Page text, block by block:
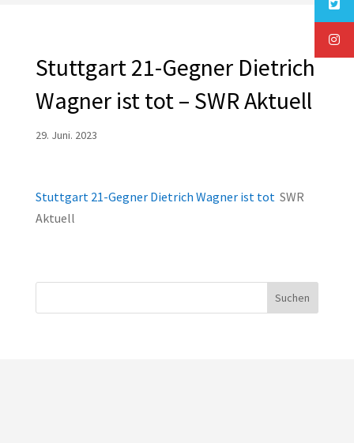
Stuttgart 21-Gegner Dietrich
Wagner ist tot – SWR Aktuell
29. Juni. 2023
Stuttgart 21-Gegner Dietrich Wagner ist tot SWR
Aktuell
Suchen